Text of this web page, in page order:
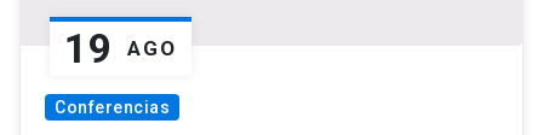
19 AGO
Conferencias